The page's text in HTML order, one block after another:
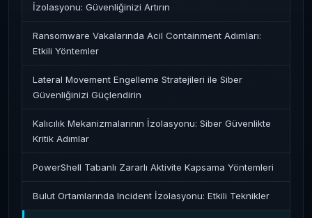
İzolasyonu: Güvenliğinizi Artırın
Ransomware Vakalarında Acil Containment Adımları:
Etkili Yöntemler
Lateral Movement Engelleme Stratejileri ile Siber
Güvenliğinizi Güçlendirin
Kalıcılık Mekanizmalarının İzolasyonu: Siber Güvenlikte
Kritik Adımlar
PowerShell Tabanlı Zararlı Aktivite Kapsama Yöntemleri
Bulut Ortamlarında Incident İzolasyonu: Etkili Teknikler